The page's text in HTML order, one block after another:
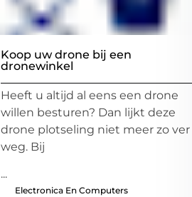
Koop uw drone bij een
dronewinkel
Heeft u altijd al eens een drone
willen besturen? Dan lijkt deze
drone plotseling niet meer zo ver
weg. Bij
...
Electronica En Computers